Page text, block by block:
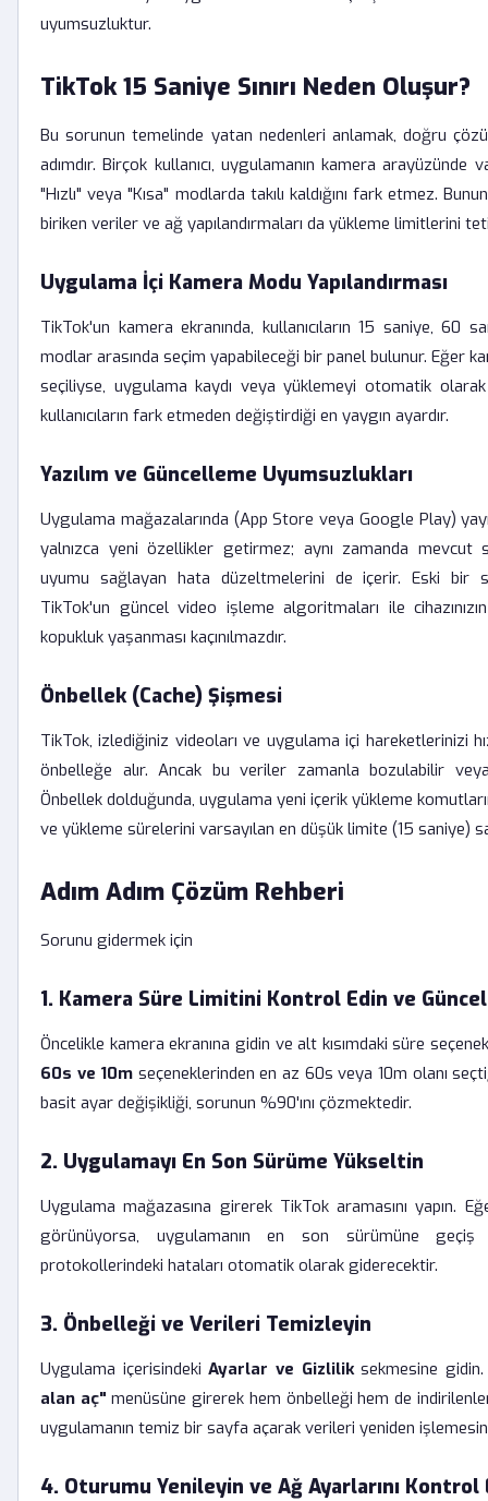
uyumsuzluktur.
TikTok 15 Saniye Sınırı Neden Oluşur?
Bu sorunun temelinde yatan nedenleri anlamak, doğru
adımdır. Birçok kullanıcı, uygulamanın kamera arayüzünde
"Hızlı" veya "Kısa" modlarda takılı kaldığını fark etmez.
biriken veriler ve ağ yapılandırmaları da yükleme limitlerini
Uygulama İçi Kamera Modu Yapılandırması
TikTok'un kamera ekranında, kullanıcıların 15 saniye, 60
modlar arasında seçim yapabileceği bir panel bulunur. Eğer
seçiliyse, uygulama kaydı veya yüklemeyi otomatik
kullanıcıların fark etmeden değiştirdiği en yaygın ayardır.
Yazılım ve Güncelleme Uyumsuzlukları
Uygulama mağazalarında (App Store veya Google Play)
yalnızca yeni özellikler getirmez; aynı zamanda mevcut
uyumu sağlayan hata düzeltmelerini de içerir. Eski bir
TikTok'un güncel video işleme algoritmaları ile cihazınızın
kopukluk yaşanması kaçınılmazdır.
Önbellek (Cache) Şişmesi
TikTok, izlediğiniz videoları ve uygulama içi hareketlerinizi
önbelleğe alır. Ancak bu veriler zamanla bozulabilir
Önbellek dolduğunda, uygulama yeni içerik yükleme
ve yükleme sürelerini varsayılan en düşük limite (15 saniye)
Adım Adım Çözüm Rehberi
Sorunu gidermek için
1. Kamera Süre Limitini Kontrol Edin ve
Öncelikle kamera ekranına gidin ve alt kısımdaki süre
60s ve 10m seçeneklerinden en az 60s veya 10m olanı
basit ayar değişikliği, sorunun %90'ını çözmektedir.
2. Uygulamayı En Son Sürüme Yükseltin
Uygulama mağazasına girerek TikTok aramasını yapın.
görünüyorsa, uygulamanın en son sürümüne geçiş
protokollerindeki hataları otomatik olarak giderecektir.
3. Önbelleği ve Verileri Temizleyin
Uygulama içerisindekiAyarlar ve Gizliliksekmesine
alan aç" menüsüne girerek hem önbelleği hem de
uygulamanın temiz bir sayfa açarak verileri yeniden
4. Oturumu Yenileyin ve Ağ Ayarlarını Kontrol